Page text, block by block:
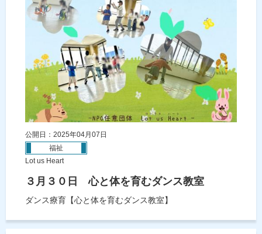
公開日：2025年04月07日
福祉
Lot us Heart
３月３０日 心と体を育むダンス教室
ダンス療育【心と体を育むダンス教室】